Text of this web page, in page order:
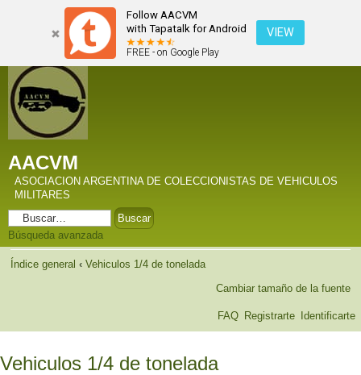
Follow AACVM
with Tapatalk for Android
FREE - on Google Play
VIEW
AACVM
ASOCIACION ARGENTINA DE COLECCIONISTAS DE VEHICULOS
MILITARES
Búsqueda avanzada
Índice general ‹ Vehiculos 1/4 de tonelada
Cambiar tamaño de la fuente
FAQ Registrarte Identificarte
Vehiculos 1/4 de tonelada